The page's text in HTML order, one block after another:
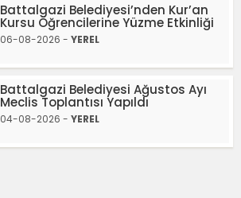
Battalgazi Belediyesi’nden Kur’an
Kursu Öğrencilerine Yüzme Etkinliği
06-08-2026 - YEREL
Battalgazi Belediyesi Ağustos Ayı
Meclis Toplantısı Yapıldı
04-08-2026 - YEREL